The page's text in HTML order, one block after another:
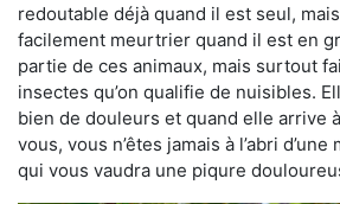
redoutable déjà quand il est seul,
facilement meurtrier quand il est en
partie de ces animaux, mais surtout
insectes qu’on qualifie de nuisibles.
bien de douleurs et quand elle arrive
vous, vous n’êtes jamais à l’abri
qui vous vaudra une piqure